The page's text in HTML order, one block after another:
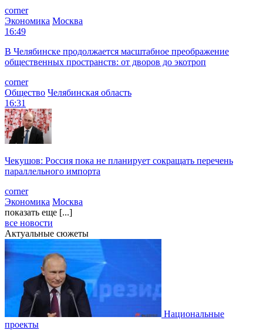
corner
Экономика Москва
16:49
В Челябинске продолжается масштабное преображение
общественных пространств: от дворов до экотроп
corner
Общество Челябинская область
16:31
Чекушов: Россия пока не планирует сокращать перечень
параллельного импорта
corner
Экономика Москва
показать еще [...]
все новости
Актуальные сюжеты
Национальные
проекты